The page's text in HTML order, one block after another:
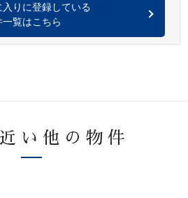
りに登録している
一覧はこちら
い他の物件